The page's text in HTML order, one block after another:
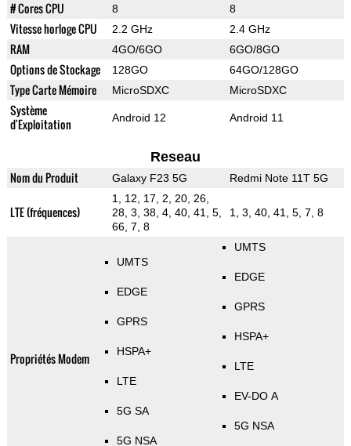
# Cores CPU 8 8
Vitesse horloge CPU 2.2 GHz 2.4 GHz
RAM 4GO/6GO 6GO/8GO
Options de Stockage 128GO 64GO/128GO
Type Carte Mémoire MicroSDXC MicroSDXC
Système
d'Exploitation
Android 12 Android 11
Reseau
Nom du Produit Galaxy F23 5G Redmi Note 11T 5G
LTE (fréquences)
1, 12, 17, 2, 20, 26,
28, 3, 38, 4, 40, 41, 5,
66, 7, 8
1, 3, 40, 41, 5, 7, 8
Propriétés Modem
UMTS
EDGE
GPRS
HSPA+
LTE
5G SA
5G NSA
UMTS
EDGE
GPRS
HSPA+
LTE
EV-DO A
5G NSA